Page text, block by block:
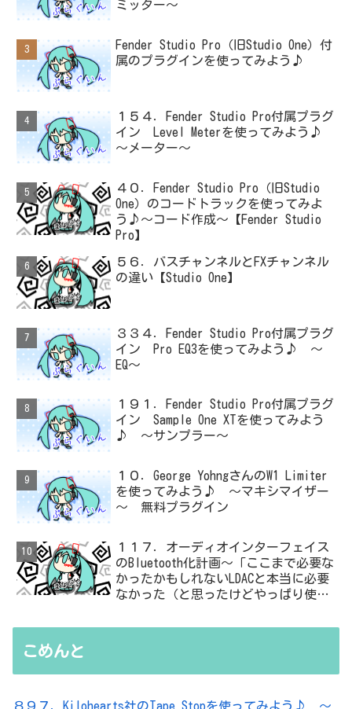
ミッター～
Fender Studio Pro（旧Studio One）付
属のプラグインを使ってみよう♪
１５４．Fender Studio Pro付属プラグ
イン Level Meterを使ってみよう♪
～メーター～
４０．Fender Studio Pro（旧Studio
One）のコードトラックを使ってみよ
う♪～コード作成～【Fender Studio
Pro】
５６．バスチャンネルとFXチャンネル
の違い【Studio One】
３３４．Fender Studio Pro付属プラグ
イン Pro EQ3を使ってみよう♪ ～
EQ～
１９１．Fender Studio Pro付属プラグ
イン Sample One XTを使ってみよう
♪ ～サンプラー～
１０．George YohngさんのW1 Limiter
を使ってみよう♪ ～マキシマイザー
～ 無料プラグイン
１１７．オーディオインターフェイス
のBluetooth化計画～「ここまで必要な
かったかもしれないLDACと本当に必要
なかった（と思ったけどやっぱり使っ
無駄を重ねた結論はシンプルだった
こめんと
８９７．Kilohearts社のTape Stopを使ってみよう♪ ～